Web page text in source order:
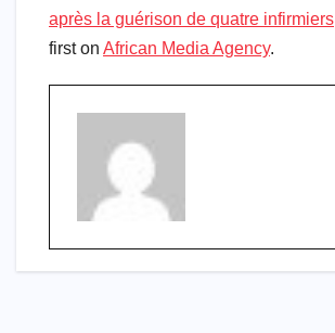
après la guérison de quatre infirmiers
first on African Media Agency.